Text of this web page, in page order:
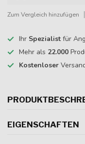
Zum Vergleich hinzufügen
Ihr Spezialist für
Mehr als 22.000
Kostenloser
EIGENSCHAFTEN